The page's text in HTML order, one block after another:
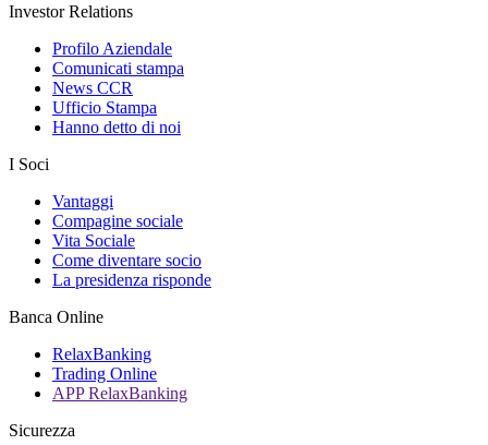
Investor Relations
Profilo Aziendale
Comunicati stampa
News CCR
Ufficio Stampa
Hanno detto di noi
I Soci
Vantaggi
Compagine sociale
Vita Sociale
Come diventare socio
La presidenza risponde
Banca Online
RelaxBanking
Trading Online
APP RelaxBanking
Sicurezza